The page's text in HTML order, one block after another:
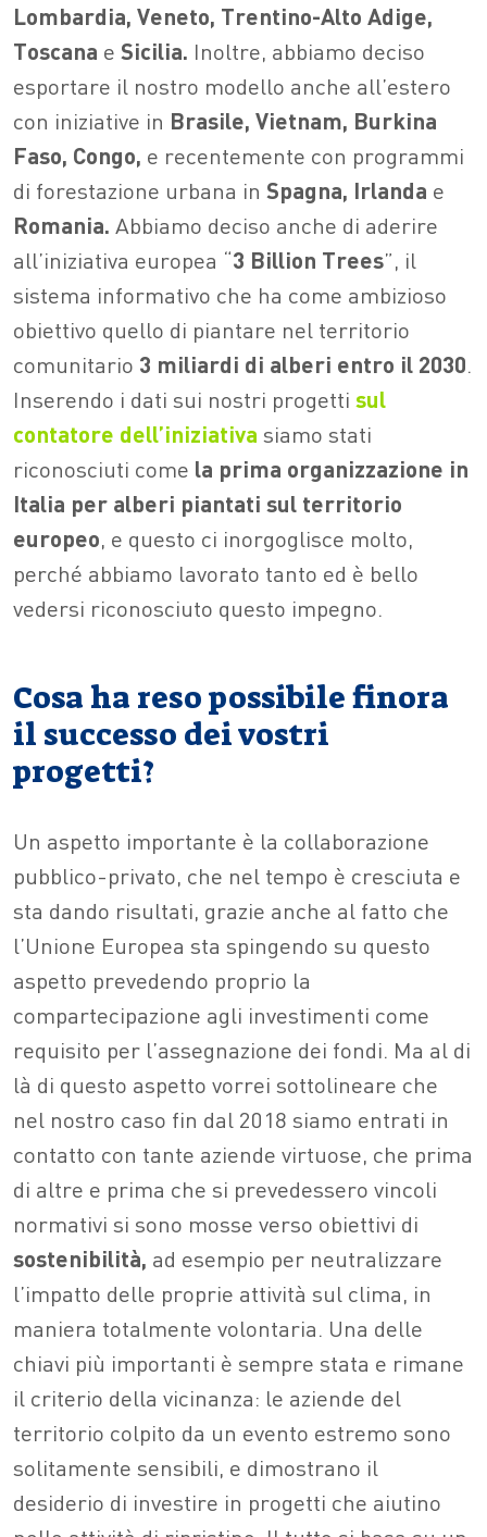
Lombardia, Veneto, Trentino-Alto Adige,
Toscana e Sicilia. Inoltre, abbiamo deciso
esportare il nostro modello anche all’estero
con iniziative in Brasile, Vietnam, Burkina
Faso, Congo, e recentemente con programmi
di forestazione urbana in Spagna, Irlanda e
Romania. Abbiamo deciso anche di aderire
all’iniziativa europea “3 Billion Trees”, il
sistema informativo che ha come ambizioso
obiettivo quello di piantare nel territorio
comunitario 3 miliardi di alberi entro il 2030.
Inserendo i dati sui nostri progetti sul
contatore dell’iniziativa siamo stati
riconosciuti come la prima organizzazione in
Italia per alberi piantati sul territorio
europeo, e questo ci inorgoglisce molto,
perché abbiamo lavorato tanto ed è bello
vedersi riconosciuto questo impegno.
Cosa ha reso possibile finora
il successo dei vostri
progetti?
Un aspetto importante è la collaborazione
pubblico-privato, che nel tempo è cresciuta e
sta dando risultati, grazie anche al fatto che
l’Unione Europea sta spingendo su questo
aspetto prevedendo proprio la
compartecipazione agli investimenti come
requisito per l’assegnazione dei fondi. Ma al di
là di questo aspetto vorrei sottolineare che
nel nostro caso fin dal 2018 siamo entrati in
contatto con tante aziende virtuose, che prima
di altre e prima che si prevedessero vincoli
normativi si sono mosse verso obiettivi di
sostenibilità, ad esempio per neutralizzare
l’impatto delle proprie attività sul clima, in
maniera totalmente volontaria. Una delle
chiavi più importanti è sempre stata e rimane
il criterio della vicinanza: le aziende del
territorio colpito da un evento estremo sono
solitamente sensibili, e dimostrano il
desiderio di investire in progetti che aiutino